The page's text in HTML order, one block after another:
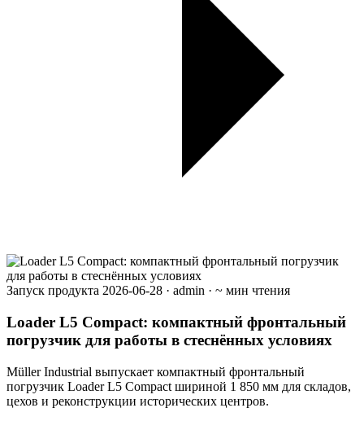
Запуск продукта 2026-06-28 · admin · ~ мин чтения
Loader L5 Compact: компактный фронтальный
погрузчик для работы в стеснённых условиях
Müller Industrial выпускает компактный фронтальный
погрузчик Loader L5 Compact шириной 1 850 мм для складов,
цехов и реконструкции исторических центров.